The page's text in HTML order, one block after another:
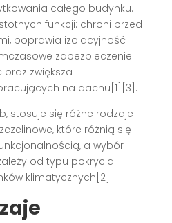
całego budynku.
funkcji: chroni przed
poprawia izolacyjność
zabezpieczenie
zwiększa
na dachu[1][3].
stosuje się różne rodzaje
które różnią się
a wybór
od typu pokrycia
klimatycznych[2].